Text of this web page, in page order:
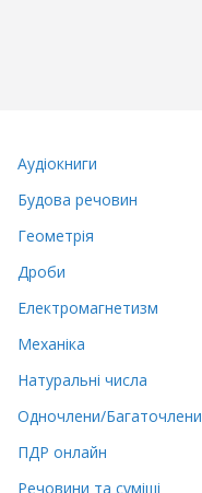
Аудіокниги
Будова речовин
Геометрія
Дроби
Електромагнетизм
Механіка
Натуральні числа
Одночлени/Багаточлени
ПДР онлайн
Речовини та суміші